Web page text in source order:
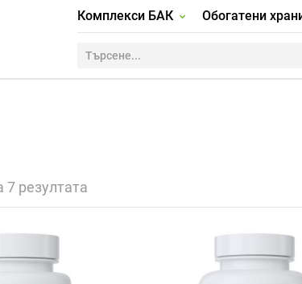
Комплекси БАК Обогатени
7 резултата